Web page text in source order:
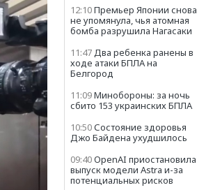
12:10Премьер Японии снова
не упомянула, чья атомная
бомба разрушила Нагасаки
11:47Два ребенка ранены в
ходе атаки БПЛА на
Белгород
11:09Минобороны: за ночь
сбито 153 украинских БПЛА
10:50Состояние здоровья
Джо Байдена ухудшилось
09:40OpenAI приостановила
выпуск модели Astra и-за
потенциальных рисков